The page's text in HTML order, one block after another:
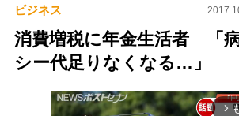
ビジネス
消費増税に年金生活者 「
シー代足りなくなる…」
arrow_forward_ios